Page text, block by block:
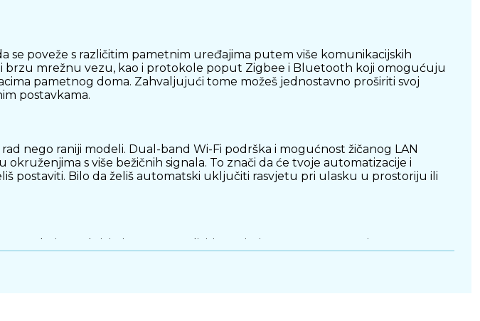
se poveže s različitim pametnim uređajima putem više komunikacijskih
brzu mrežnu vezu, kao i protokole poput Zigbee i Bluetooth koji omogućuju
pametnog doma. Zahvaljujući tome možeš jednostavno proširiti svoj
postavkama.
nego raniji modeli. Dual-band Wi-Fi podrška i mogućnost žičanog LAN
s više bežičnih signala. To znači da će tvoje automatizacije i
postaviti. Bilo da želiš automatski uključiti rasvjetu pri ulasku u prostoriju ili
koje se aktiviraju prema različitim uvjetima — poput promjene
da nadzireš i kontroliraš uređaje čak i kad nisi kod kuće.